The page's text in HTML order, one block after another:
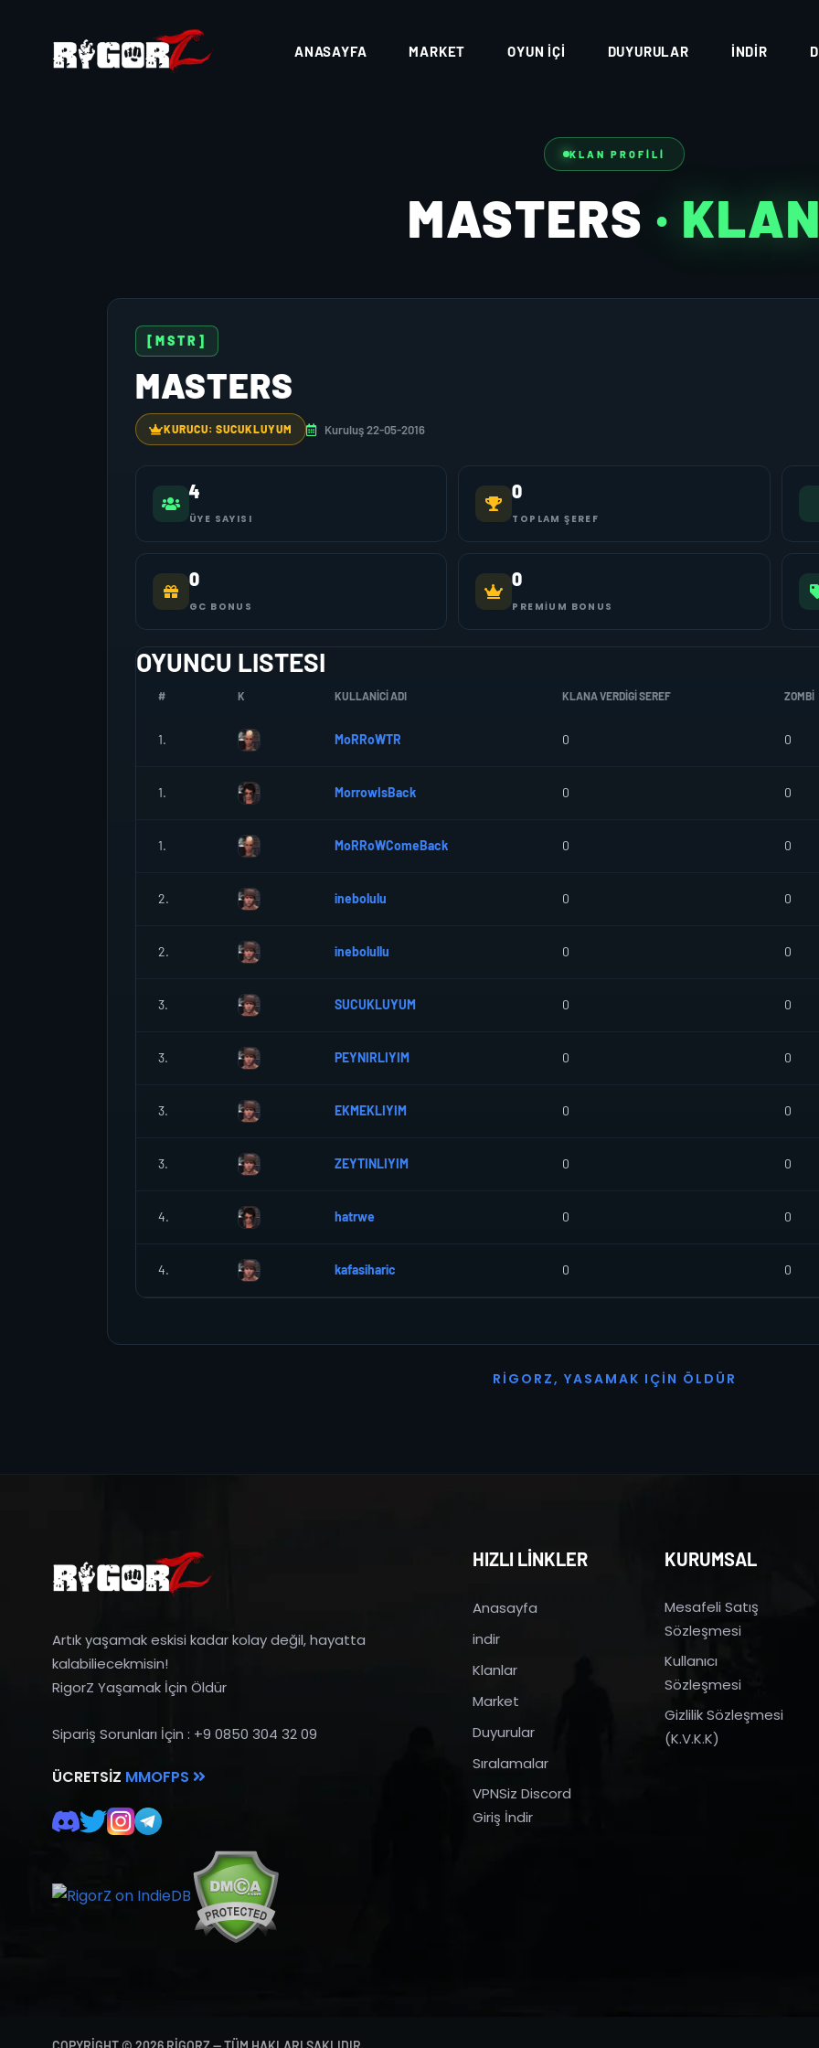
ANASAYFA MARKET OYUN İÇI DUYURULAR İNDIR
KLAN PROFILI
MASTERS · KLAN
[MSTR]
MASTERS
KURUCU: SUCUKLUYUM Kuruluş 22-05-2016
4
ÜYE SAYISI
0
TOPLAM ŞEREF
0
GC BONUS
0
PREMIUM BONUS
OYUNCU LISTESI
# K KULLANICI ADI KLANA VERDIGI SEREF ZOMBI
1. MoRRoWTR 0 0
1. MorrowIsBack 0 0
1. MoRRoWComeBack 0 0
2. inebolulu 0 0
2. inebolullu 0 0
3. SUCUKLUYUM 0 0
3. PEYNIRLIYIM 0 0
3. EKMEKLIYIM 0 0
3. ZEYTINLIYIM 0 0
4. hatrwe 0 0
4. kafasiharic 0 0
R I G O R Z, YASAMAK I ÇI N Ö L D Ü R
Artık yaşamak eskisi kadar kolay değil, hayatta
kalabiliecekmisin!
RigorZ Yaşamak İçin Öldür
Sipariş Sorunları İçin : +9 0850 304 32 09
ÜCRETSIZ MMOFPS
HIZLI LİNKLER
Anasayfa
indir
Klanlar
Market
Duyurular
Sıralamalar
VPNSiz Discord
Giriş İndir
KURUMSAL
Mesafeli Satış
Sözleşmesi
Kullanıcı
Sözleşmesi
Gizlilik Sözleşmesi
(K.V.K.K)